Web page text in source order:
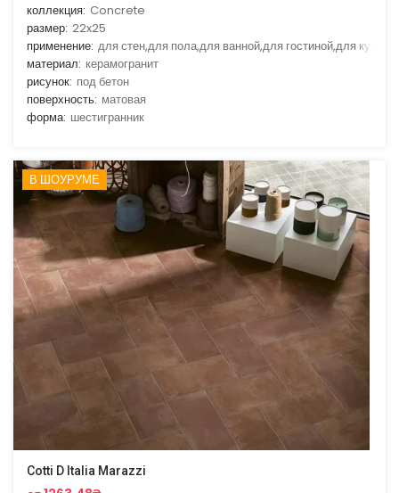
коллекция: Concrete
размер: 22x25
применение: для стен,для пола,для ванной,для гостиной,для кухни
материал: керамогранит
рисунок: под бетон
поверхность: матовая
форма: шестигранник
В ШОУРУМЕ
Cotti D Italia Marazzi